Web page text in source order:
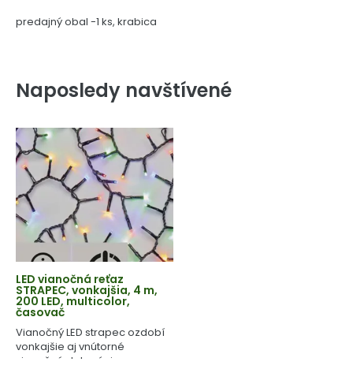
predajný obal -1 ks, krabica
Naposledy navštívené
LED vianočná reťaz
STRAPEC, vonkajšia, 4 m,
200 LED, multicolor,
časovač
Vianočný LED strapec ozdobí
vonkajšie aj vnútorné
vianočné dekorácie a